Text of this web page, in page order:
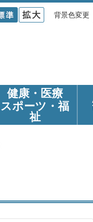
背景色変更
健康・医療
スポーツ・福
祉